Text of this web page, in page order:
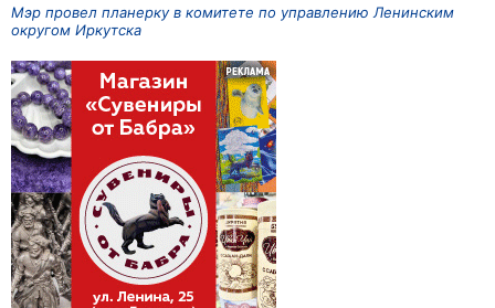
Мэр провел планерку в комитете по управлению Ленинским
округом Иркутска